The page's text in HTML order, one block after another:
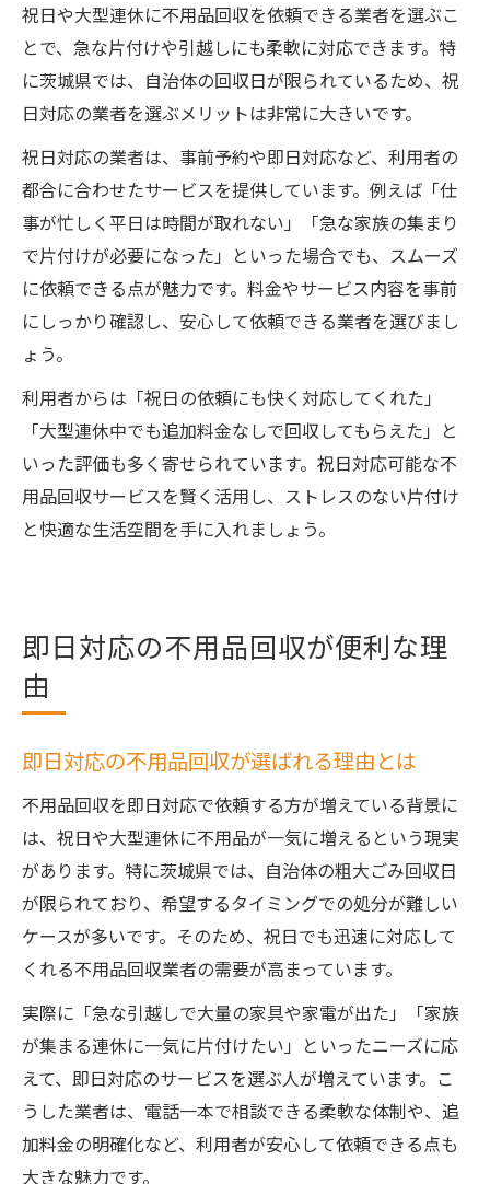
祝日や大型連休に不用品回収を依頼できる業者を選ぶこ
とで、急な片付けや引越しにも柔軟に対応できます。特
に茨城県では、自治体の回収日が限られているため、祝
日対応の業者を選ぶメリットは非常に大きいです。
祝日対応の業者は、事前予約や即日対応など、利用者の
都合に合わせたサービスを提供しています。例えば「仕
事が忙しく平日は時間が取れない」「急な家族の集まり
で片付けが必要になった」といった場合でも、スムーズ
に依頼できる点が魅力です。料金やサービス内容を事前
にしっかり確認し、安心して依頼できる業者を選びまし
ょう。
利用者からは「祝日の依頼にも快く対応してくれた」
「大型連休中でも追加料金なしで回収してもらえた」と
いった評価も多く寄せられています。祝日対応可能な不
用品回収サービスを賢く活用し、ストレスのない片付け
と快適な生活空間を手に入れましょう。
即日対応の不用品回収が便利な理
由
即日対応の不用品回収が選ばれる理由とは
不用品回収を即日対応で依頼する方が増えている背景に
は、祝日や大型連休に不用品が一気に増えるという現実
があります。特に茨城県では、自治体の粗大ごみ回収日
が限られており、希望するタイミングでの処分が難しい
ケースが多いです。そのため、祝日でも迅速に対応して
くれる不用品回収業者の需要が高まっています。
実際に「急な引越しで大量の家具や家電が出た」「家族
が集まる連休に一気に片付けたい」といったニーズに応
えて、即日対応のサービスを選ぶ人が増えています。こ
うした業者は、電話一本で相談できる柔軟な体制や、追
加料金の明確化など、利用者が安心して依頼できる点も
大きな魅力です。